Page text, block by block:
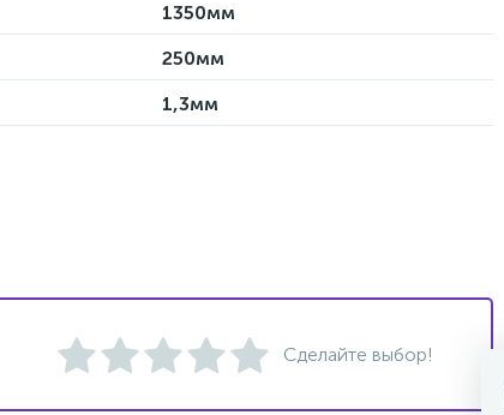
1350мм
250мм
1,3мм
Сделайте выбор!